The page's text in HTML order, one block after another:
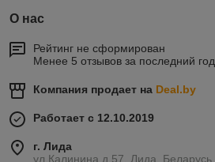
О нас
Рейтинг не сформирован
Менее 5 отзывов за последний год
Компания продает на Deal.by
Работает с 12.10.2019
г. Лида
ул.Калинина д.57, Лида, Беларусь